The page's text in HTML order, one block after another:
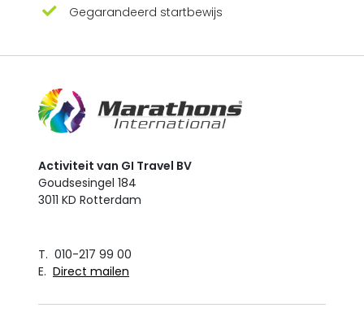
Gegarandeerd startbewijs
Activiteit van GI Travel BV
Goudsesingel 184
3011 KD Rotterdam
T. 010-217 99 00
E. Direct mailen